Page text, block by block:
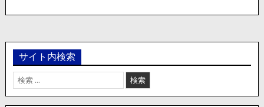
サイト内検索
検
索: